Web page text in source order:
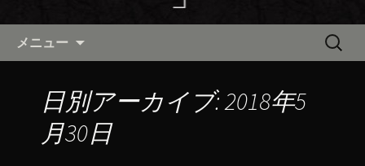
メニュー
検
日別アーカイブ: 2018年5
月30日